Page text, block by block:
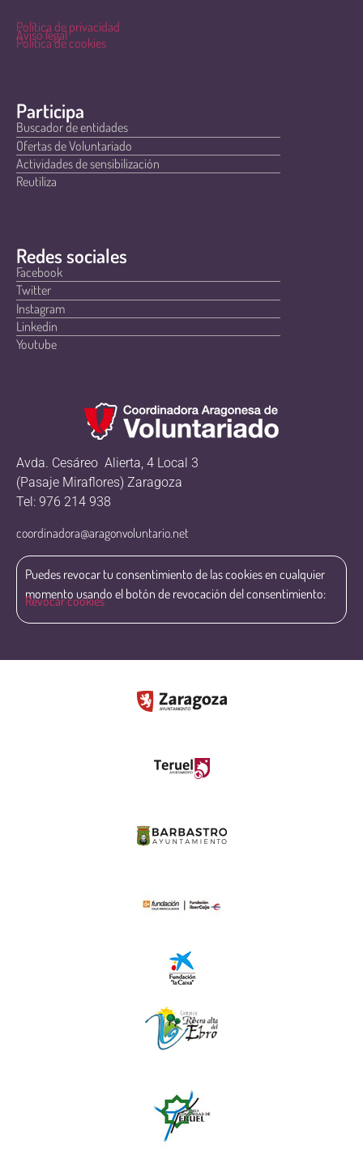
Política de privacidad
Aviso legal
Política de cookies
Participa
Buscador de entidades
Ofertas de Voluntariado
Actividades de sensibilización
Reutiliza
Redes sociales
Facebook
Twitter
Instagram
Linkedin
Youtube
Avda. Cesáreo Alierta, 4 Local 3
(Pasaje Miraflores) Zaragoza
Tel: 976 214 938
coordinadora@aragonvoluntario.net
Puedes revocar tu consentimiento de las cookies en cualquier
momento usando el botón de revocación del consentimiento:
Revocar cookies